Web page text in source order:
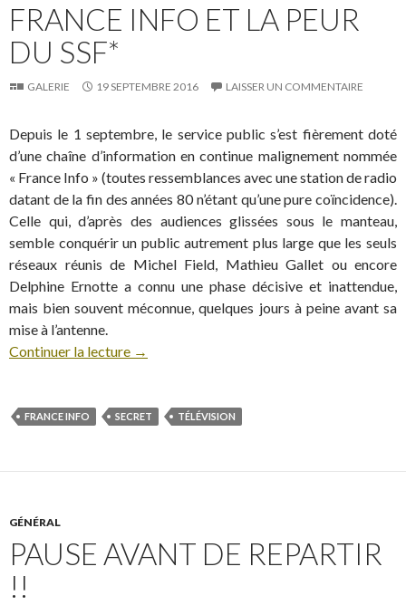
FRANCE INFO ET LA PEUR
DU SSF*
GALERIE 19 SEPTEMBRE 2016 LAISSER UN COMMENTAIRE
Depuis le 1 septembre, le service public s’est fièrement doté
d’une chaîne d’information en continue malignement nommée
« France Info » (toutes ressemblances avec une station de radio
datant de la fin des années 80 n’étant qu’une pure coïncidence).
Celle qui, d’après des audiences glissées sous le manteau,
semble conquérir un public autrement plus large que les seuls
réseaux réunis de Michel Field, Mathieu Gallet ou encore
Delphine Ernotte a connu une phase décisive et inattendue,
mais bien souvent méconnue, quelques jours à peine avant sa
mise à l’antenne.
Continuer la lecture →
FRANCE INFO SECRET TÉLÉVISION
GÉNÉRAL
PAUSE AVANT DE REPARTIR
!!